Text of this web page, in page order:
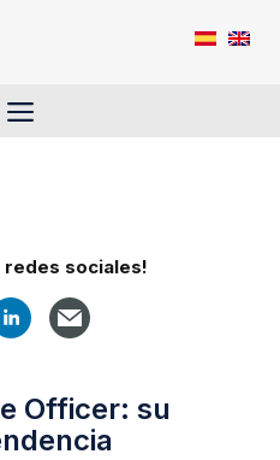
Menú
redes sociales!
Officer: su